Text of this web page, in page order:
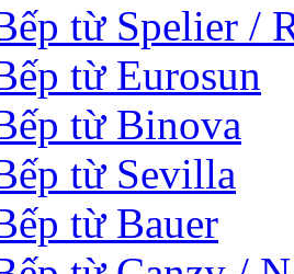
từ Spelier /
từ Eurosun
từ Binova
từ Sevilla
từ Bauer